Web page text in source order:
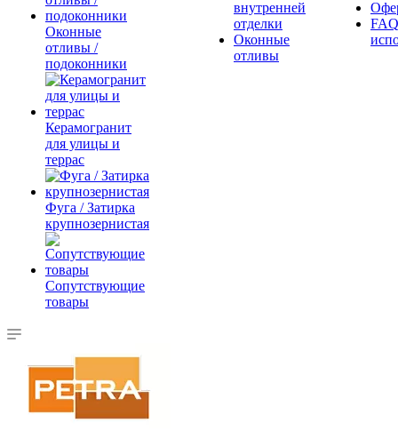
Оконные
отливы /
подоконники
Керамогранит
для улицы и
террас
Фуга / Затирка
крупнозернистая
Сопутствующие
товары
внутренней
отделки
Оконные
отливы